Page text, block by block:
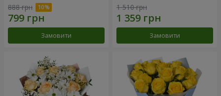
888 грн
Замовити
1 510 грн
Замовити